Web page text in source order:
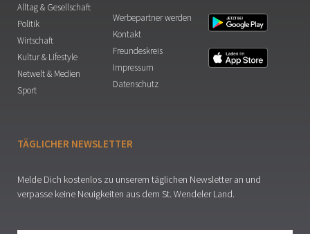
Alltag & Gesellschaft
Politik
Wirtschaft
Kultur & Lifestyle
Netwelt & Medien
Sport
Werbepartner werden
Kontakt
Freundeskreis
Impressum
Datenschutz
TÄGLICHER NEWSLETTER
Melde Dich kostenlos zu unserem täglichen Newsletter an und
verpasse keine Neuigkeiten aus dem St. Wendeler Land.